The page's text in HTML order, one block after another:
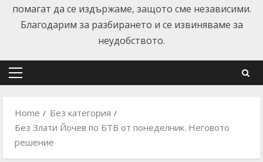
помагат да се издържаме, защото сме независими.
Благодарим за разбирането и се извиняваме за
неудобството.
Primary
Home
Без категория
Без Злати Йочев по БТВ от понеделник. Неговото
решение